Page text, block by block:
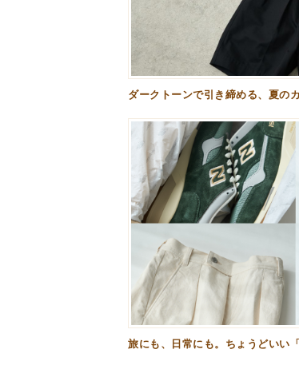
ダークトーンで引き締める、夏の
旅にも、日常にも。ちょうどいい